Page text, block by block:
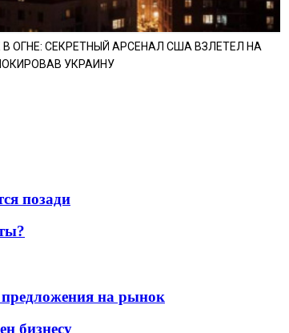
ОГНЕ: СЕКРЕТНЫЙ АРСЕНАЛ США ВЗЛЕТЕЛ НА
УКРАИНУ
позади
на рынок
бизнесу